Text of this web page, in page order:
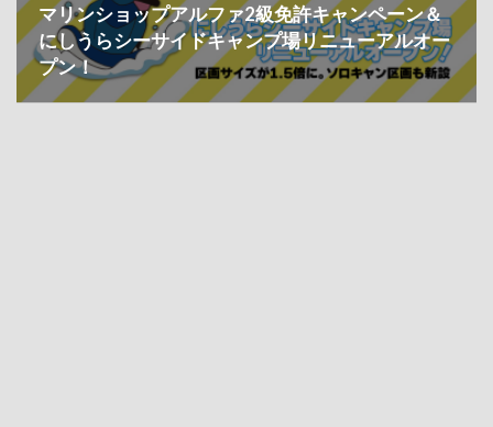
マリンショップアルファ2級免許キャンペーン＆
にしうらシーサイドキャンプ場リニューアルオー
プン！